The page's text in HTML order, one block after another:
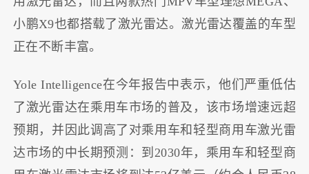
小鹏X9也都搭载了激光雷达。激光雷达覆盖的车型
正在不断丰富。
Yole Intelligence在今年报告中表示，他们严重低估
了激光雷达在乘用车市场的普及，该市场增速远超
预期，并因此调高了对乘用车和轻型商用车激光雷
达市场的中长期预测：到2030年，乘用车和轻型商